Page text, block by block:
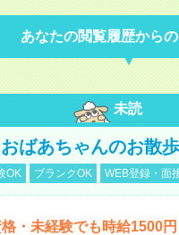
あなたの閲覧履歴から
未読
ばあちゃんのお散
OK ブランクOK WEB登録・面
未経験でも時給1500円